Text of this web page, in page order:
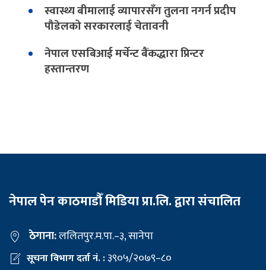
स्वास्थ्य बीमालाई व्यापारसँग तुलना नगर्न प्रदीप
पौडेलको सरकारलाई चेतावनी
नेपाल एसबिआई मर्चेन्ट बैंकद्धारा प्रिन्टर
हस्तान्तरण
नेपाल पेन काठमाडौँ मिडिया प्रा.लि. द्वारा संचालित
ठेगाना:ललितपुर.म.पा.–३, सानेपा
सूचना विभाग दर्ता नं. :३९०५/२०७९–८०